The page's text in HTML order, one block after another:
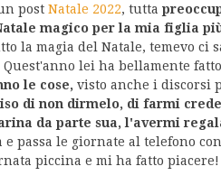
post Natale 2022, tutta
magico per la mia figlia
la magia del Natale, temevo ci
Quest'anno lei ha bellamente
le cose, visto anche i discorsi
di non dirmelo, di farmi
da parte sua, l'avermi
passa le giornate al telefono
piccina e mi ha fatto piacere!